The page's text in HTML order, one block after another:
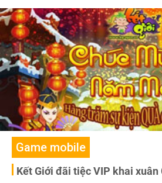
Game mobile
Kết Giới đãi tiệc VIP khai xuân